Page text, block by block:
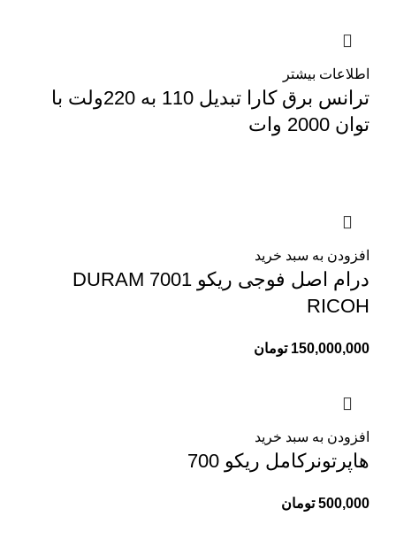
اطلاعات بیشتر
ترانس برق کارا تبدیل 110 به 220ولت با
توان 2000 وات
افزودن به سبد خرید
درام اصل فوجی ریکو 7001 DURAM
RICOH
150,000,000 تومان
افزودن به سبد خرید
هاپرتونرکامل ریکو 700
500,000 تومان